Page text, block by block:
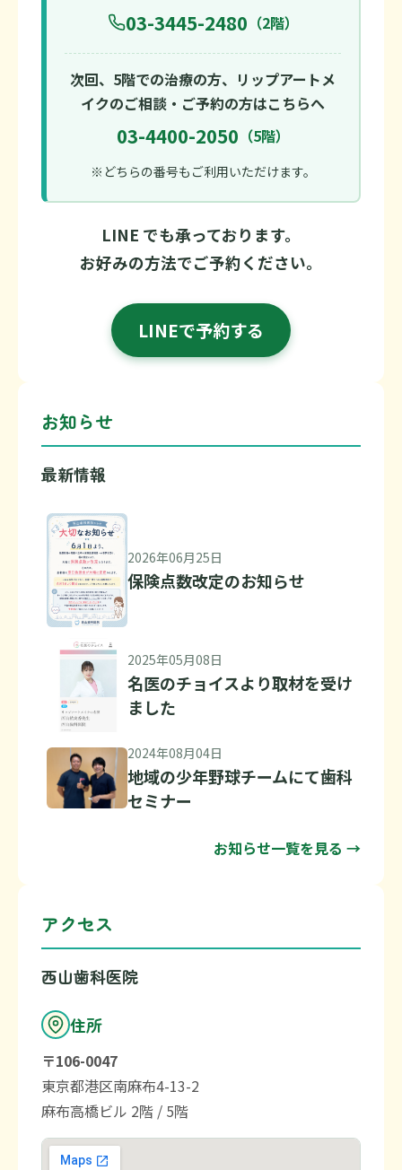
03-3445-2480 （2階）
次回、5階での治療の方、リップアートメ
イクのご相談・ご予約の方はこちらへ
03-4400-2050 （5階）
※どちらの番号もご利用いただけます。
LINE でも承っております。
お好みの方法でご予約ください。
LINEで予約する
お知らせ
最新情報
2026年06月25日
保険点数改定のお知らせ
2025年05月08日
名医のチョイスより取材を受け
ました
2024年08月04日
地域の少年野球チームにて歯科
セミナー
お知らせ一覧を見る →
アクセス
西山歯科医院
住所
〒106-0047
東京都港区南麻布4-13-2
麻布高橋ビル 2階 / 5階